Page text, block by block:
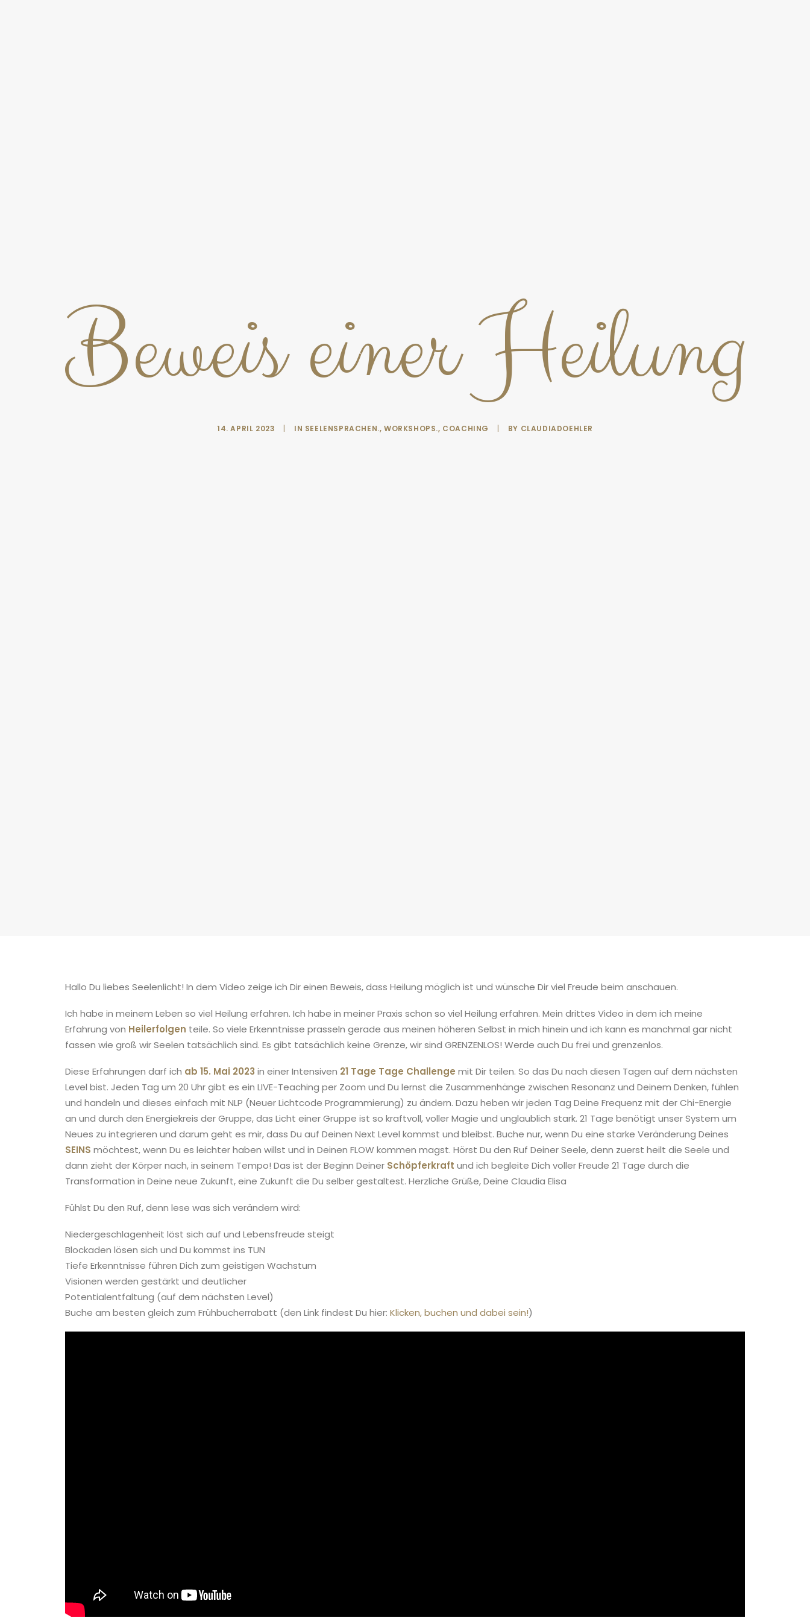
Beweis einer Heilung
14. APRIL 2023 | IN SEELENSPRACHEN.,WORKSHOPS., COACHING | BY CLAUDIADOEHLER
Hallo Du liebes Seelenlicht! In dem Video zeige ich Dir einen Beweis, dass Heilung möglich ist und wünsche Dir viel Freude beim anschauen.
Ich habe in meinem Leben so viel Heilung erfahren. Ich habe in meiner Praxis schon so viel Heilung erfahren. Mein drittes Video in dem ich meine
Erfahrung von Heilerfolgen teile. So viele Erkenntnisse prasseln gerade aus meinen höheren Selbst in mich hinein und ich kann es manchmal gar nicht
fassen wie groß wir Seelen tatsächlich sind. Es gibt tatsächlich keine Grenze, wir sind GRENZENLOS! Werde auch Du frei und grenzenlos.
Diese Erfahrungen darf ich ab 15. Mai 2023 in einer Intensiven 21 Tage Tage Challenge mit Dir teilen. So das Du nach diesen Tagen auf dem nächsten
Level bist. Jeden Tag um 20 Uhr gibt es ein LIVE-Teaching per Zoom und Du lernst die Zusammenhänge zwischen Resonanz und Deinem Denken, fühlen
und handeln und dieses einfach mit NLP (Neuer Lichtcode Programmierung) zu ändern. Dazu heben wir jeden Tag Deine Frequenz mit der Chi-Energie
an und durch den Energiekreis der Gruppe, das Licht einer Gruppe ist so kraftvoll, voller Magie und unglaublich stark. 21 Tage benötigt unser System um
Neues zu integrieren und darum geht es mir, dass Du auf Deinen Next Level kommst und bleibst. Buche nur, wenn Du eine starke Veränderung Deines
SEINS möchtest, wenn Du es leichter haben willst und in Deinen FLOW kommen magst. Hörst Du den Ruf Deiner Seele, denn zuerst heilt die Seele und
dann zieht der Körper nach, in seinem Tempo! Das ist der Beginn Deiner Schöpferkraft und ich begleite Dich voller Freude 21 Tage durch die
Transformation in Deine neue Zukunft, eine Zukunft die Du selber gestaltest. Herzliche Grüße, Deine Claudia Elisa
Fühlst Du den Ruf, denn lese was sich verändern wird:
Niedergeschlagenheit löst sich auf und Lebensfreude steigt
Blockaden lösen sich und Du kommst ins TUN
Tiefe Erkenntnisse führen Dich zum geistigen Wachstum
Visionen werden gestärkt und deutlicher
Potentialentfaltung (auf dem nächsten Level)
Buche am besten gleich zum Frühbucherrabatt (den Link findest Du hier: Klicken, buchen und dabei sein!)